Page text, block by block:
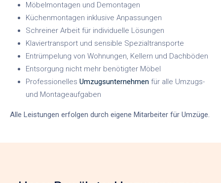
Möbelmontagen und Demontagen
Küchenmontagen inklusive Anpassungen
Schreiner Arbeit für individuelle Lösungen
Klaviertransport und sensible Spezialtransporte
Entrümpelung von Wohnungen, Kellern und Dachböden
Entsorgung nicht mehr benötigter Möbel
Professionelles Umzugsunternehmen für alle Umzugs-
und Montageaufgaben
Alle Leistungen erfolgen durch eigene Mitarbeiter für Umzüge.